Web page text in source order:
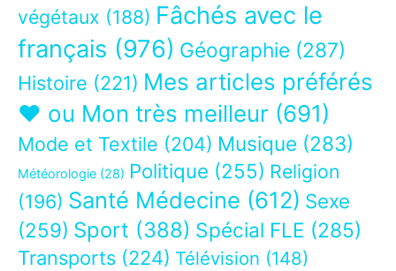
végétaux (188) Fâchés avec le
français (976) Géographie (287)
Histoire (221) Mes articles préférés
❤ ou Mon très meilleur (691)
Mode et Textile (204) Musique (283)
Météorologie (28) Politique (255) Religion
(196) Santé Médecine (612) Sexe
(259) Sport (388) Spécial FLE (285)
Transports (224) Télévision (148)